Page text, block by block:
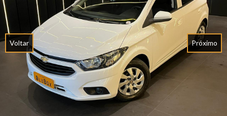
Voltar Próximo